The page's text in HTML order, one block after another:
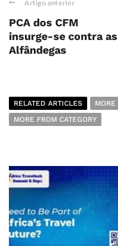
Artigo anterior
PCA dos CFM
insurge-se contra as
Alfândegas
RELATED ARTICLES
MORE
MORE FROM CATEGORY